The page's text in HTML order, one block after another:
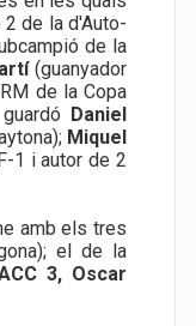
de la d'Auto-
de la
(guanyador
de la Copa
Daniel
Miquel
1 i autor de 2
amb els tres
el de la
3, Oscar